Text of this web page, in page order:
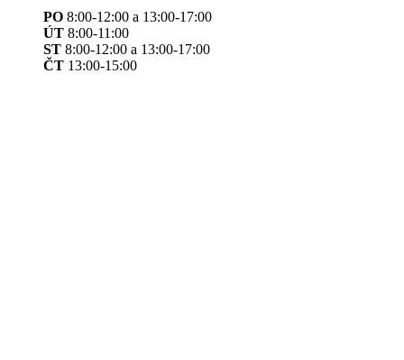
PO 8:00-12:00 a 13:00-17:00
ÚT 8:00-11:00
ST 8:00-12:00 a 13:00-17:00
ČT 13:00-15:00